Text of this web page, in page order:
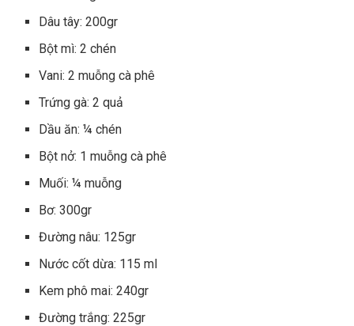
Dâu tây: 200gr
Bột mì: 2 chén
Vani: 2 muỗng cà phê
Trứng gà: 2 quả
Dầu ăn: ¼ chén
Bột nở: 1 muỗng cà phê
Muối: ¼ muỗng
Bơ: 300gr
Đường nâu: 125gr
Nước cốt dừa: 115 ml
Kem phô mai: 240gr
Đường trắng: 225gr